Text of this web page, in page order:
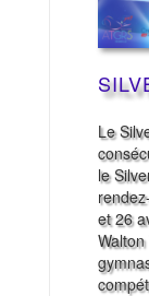
Le
le
et 26